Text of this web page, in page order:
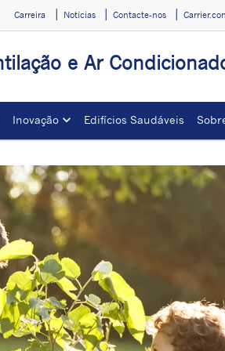
Carreira Notícias Contacte-nos
e Ar
in a new window
Inovação Edifícios Saudáveis